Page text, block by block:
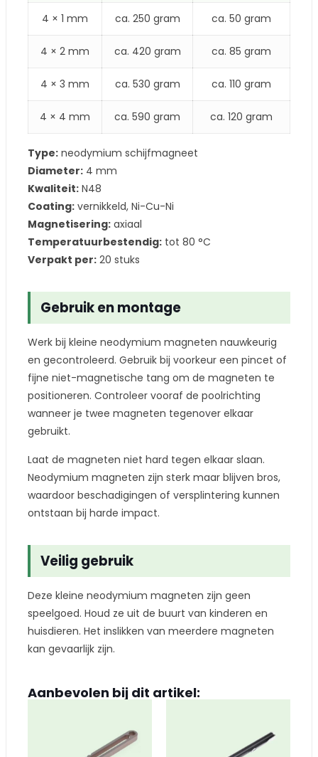
4 × 1 mm ca. 250 gram ca. 50 gram
4 × 2 mm ca. 420 gram ca. 85 gram
4 × 3 mm ca. 530 gram ca. 110 gram
4 × 4 mm ca. 590 gram ca. 120 gram
Type: neodymium schijfmagneet
Diameter: 4 mm
Kwaliteit: N48
Coating: vernikkeld, Ni-Cu-Ni
Magnetisering: axiaal
Temperatuurbestendig: tot 80 °C
Verpakt per: 20 stuks
Gebruik en montage
Werk bij kleine neodymium magneten nauwkeurig
en gecontroleerd. Gebruik bij voorkeur een pincet of
fijne niet-magnetische tang om de magneten te
positioneren. Controleer vooraf de poolrichting
wanneer je twee magneten tegenover elkaar
gebruikt.
Laat de magneten niet hard tegen elkaar slaan.
Neodymium magneten zijn sterk maar blijven bros,
waardoor beschadigingen of versplintering kunnen
ontstaan bij harde impact.
Veilig gebruik
Deze kleine neodymium magneten zijn geen
speelgoed. Houd ze uit de buurt van kinderen en
huisdieren. Het inslikken van meerdere magneten
kan gevaarlijk zijn.
Aanbevolen bij dit artikel: